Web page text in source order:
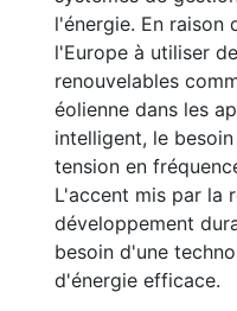
l'énergie. En raison
l'Europe à utiliser
renouvelables
éolienne dans les
intelligent, le
tension en
L'accent mis par la
développement
besoin d'une
d'énergie efficace.